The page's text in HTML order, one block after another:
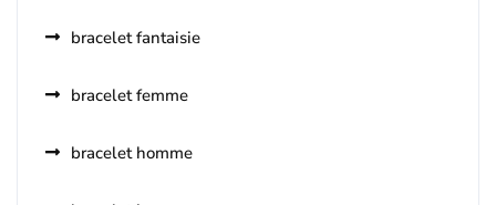
bracelet fantaisie
bracelet femme
bracelet homme